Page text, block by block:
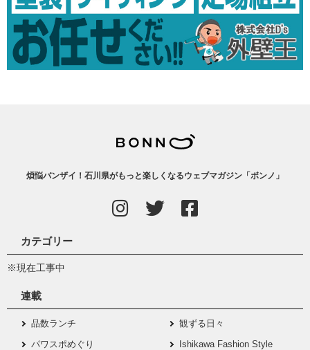
煩悩バンザイ！石川県がもっと楽しくなるウェブマガジン「ボンノ」
カテゴリー
※現在工事中
連載
品数ランチ
観ずる日々
パワスポめぐり
Ishikawa Fashion Style